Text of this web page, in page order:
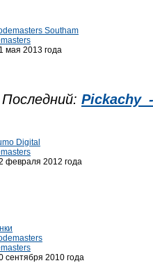
Southam
мая 2013 года
Последний:
Digital
февраля 2012 года
сентября 2010 года